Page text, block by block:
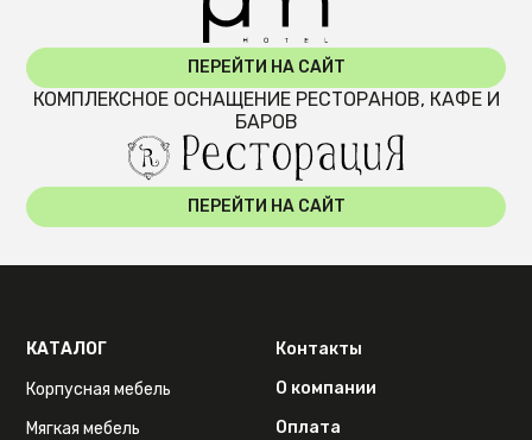
ПЕРЕЙТИ НА САЙТ
КОМПЛЕКСНОЕ ОСНАЩЕНИЕ РЕСТОРАНОВ, КАФЕ И
БАРОВ
ПЕРЕЙТИ НА САЙТ
КАТАЛОГ
Корпусная мебель
Мягкая мебель
Контакты
О компании
Оплата